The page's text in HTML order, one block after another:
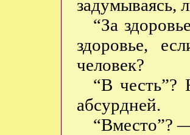
задумываясь,
“За
здоровье,
человек?
“В честь”?
абсурдней.
“Вместо”?